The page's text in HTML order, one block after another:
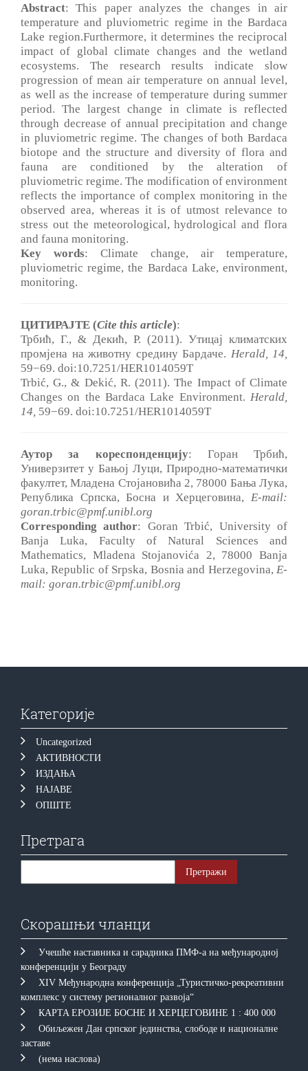
Abstract: This paper analyzes the changes in air
temperature and pluviometric regime in the Bardaca
Lake region.Furthermore, it determines the reciprocal
impact of global climate changes and the wetland
ecosystems. The research results indicate slow
progression of mean air temperature on annual level,
as well as the increase of temperature during summer
period. The largest change in climate is reflected
through decrease of annual precipitation and change
in pluviometric regime. The changes of both Bardaca
biotope and the structure and diversity of flora and
fauna are conditioned by the alteration of
pluviometric regime. The modification of environment
reflects the importance of complex monitoring in the
observed area, whereas it is of utmost relevance to
stress out the meteorological, hydrological and flora
and fauna monitoring.
Key words: Climate change, air temperature,
pluviometric regime, the Bardaca Lake, environment,
monitoring.
ЦИТИРАЈТЕ (Cite this article):
Трбић, Г., & Декић, Р. (2011). Утицај климатских
промјена на животну средину Бардаче. Herald, 14,
59−69. doi:10.7251/HER1014059T
Trbić, G., & Dekić, R. (2011). The Impact of Climate
Changes on the Bardaca Lake Environment. Herald,
14, 59−69. doi:10.7251/HER1014059T
Аутор за кореспонденцију: Горан Трбић,
Универзитет у Бањој Луци, Природно-математички
факултет, Младена Стојановића 2, 78000 Бања Лука,
Република Српска, Босна и Херцеговина, E-mail:
goran.trbic@pmf.unibl.org
Corresponding author: Goran Trbić, University of
Banja Luka, Faculty of Natural Sciences and
Mathematics, Mladena Stojanovića 2, 78000 Banja
Luka, Republic of Srpska, Bosnia and Herzegovina, E-
mail: goran.trbic@pmf.unibl.org
Категорије
Uncategorized
АКТИВНОСТИ
ИЗДАЊА
НАЈАВЕ
ОПШТЕ
Претрага
Скорашњи чланци
Учешће наставника и сарадника ПМФ-а на међународној
конференцији у Београду
XIV Међународна конференција „Туристичко-рекреативни
комплекс у систему регионалног развоја“
КAРTA EРOЗИJE БOСНE И ХEРЦEГOВИНE 1 : 400 000
Обиљежен Дан српског јединства, слободе и националне
заставе
(нема наслова)